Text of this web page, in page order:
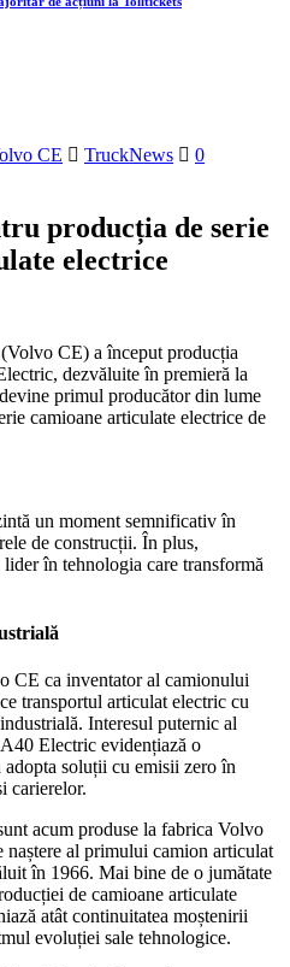
CE TruckNews
0
producția de serie
electrice
CE) a început producția
dezvăluite în premieră la
primul producător din lume
camioane articulate electrice de
un moment semnificativ în
de construcții. În plus,
în tehnologia care transformă
CE ca inventator al camionului
transportul articulat electric cu
Interesul puternic al
Electric evidențiază o
soluții cu emisii zero în
carierelor.
acum produse la fabrica Volvo
al primului camion articulat
în 1966. Mai bine de o jumătate
de camioane articulate
atât continuitatea moștenirii
evoluției sale tehnologice.